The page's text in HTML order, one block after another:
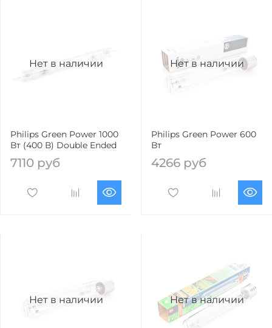
Нет в наличии
Philips Green Power 1000
Вт (400 В) Double Ended
7110 руб
Нет в наличии
Philips Green Power 600
Вт
4266 руб
Нет в наличии Нет в наличии